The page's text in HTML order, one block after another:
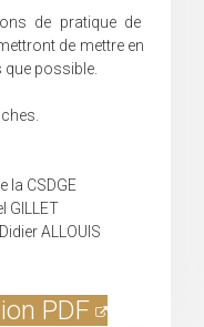
de pratique de
de mettre en
possible.
l’UFA
CSDGE
GILLET
ALLOUIS
PDF